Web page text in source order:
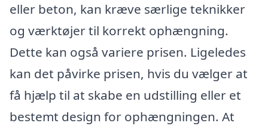
eller beton, kan kræve særlige teknikker
og værktøjer til korrekt ophængning.
Dette kan også variere prisen. Ligeledes
kan det påvirke prisen, hvis du vælger at
få hjælp til at skabe en udstilling eller et
bestemt design for ophængningen. At